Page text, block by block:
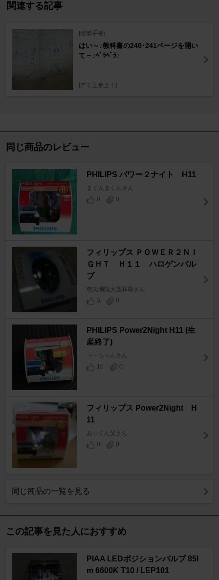
関連する記事
[整備手帳]
はい～♪教科書の240･241ページを開い
て～♪ﾍﾟﾗﾍﾟﾗ♪
[デミ王参上！]
同じ商品のレビュー
PHILIPS パワー２ナイト H11
まくんまくんさん
0
0
フィリップス ＰＯＷＥＲ２ＮＩ
ＧＨＴ Ｈ１１ ハロゲンバル
ブ
慈光明院大寛和尊さん
3
0
PHILIPS Power2Night H11 (生
産終了)
コ～ちゃんさん
10
0
フィリップス Power2Night H
11
あっくん父さん
0
0
同じ商品の一覧を見る
この記事を見た人におすすめ
PIAA LEDポジションバルブ 85l
m 6600K T10 / LEP101